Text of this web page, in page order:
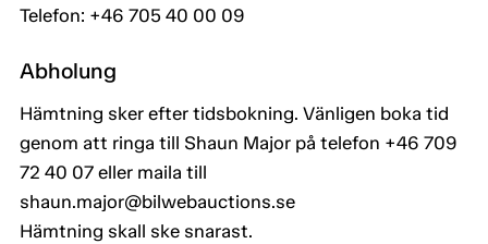
Telefon: +46 705 40 00 09
Abholung
Hämtning sker efter tidsbokning. Vänligen boka tid
genom att ringa till Shaun Major på telefon +46 709
72 40 07 eller maila till
shaun.major@bilwebauctions.se
Hämtning skall ske snarast.